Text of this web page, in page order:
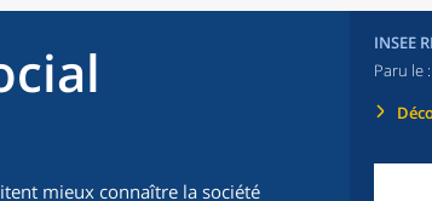
mieux connaître la société
INSEE
Paru le